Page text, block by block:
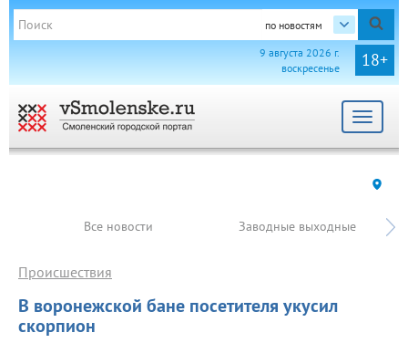
по новостям
18+
9 августа 2026 г.
воскресенье
Toggle
Все новости Заводные выходные
В воронежской бане посетителя укусил
скорпион
Происшествия